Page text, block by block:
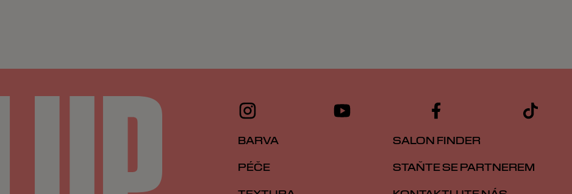
BARVA
PÉČE
SALON FINDER
STAŇTE SE PARTNEREM